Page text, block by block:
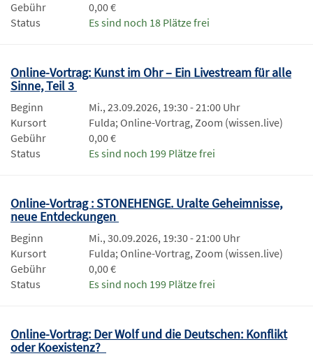
Gebühr
0,00 €
Status
Es sind noch 18 Plätze frei
Online-Vortrag: Kunst im Ohr – Ein Livestream für alle
Sinne, Teil 3
Beginn
Mi., 23.09.2026, 19:30 - 21:00 Uhr
Kursort
Fulda; Online-Vortrag, Zoom (wissen.live)
Gebühr
0,00 €
Status
Es sind noch 199 Plätze frei
Online-Vortrag : STONEHENGE. Uralte Geheimnisse,
neue Entdeckungen
Beginn
Mi., 30.09.2026, 19:30 - 21:00 Uhr
Kursort
Fulda; Online-Vortrag, Zoom (wissen.live)
Gebühr
0,00 €
Status
Es sind noch 199 Plätze frei
Online-Vortrag: Der Wolf und die Deutschen: Konflikt
oder Koexistenz?